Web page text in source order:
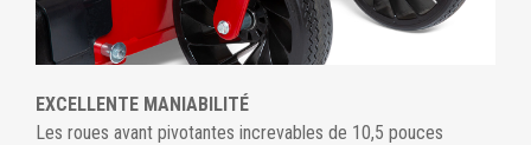
EXCELLENTE MANIABILITÉ
Les roues avant pivotantes increvables de 10,5 pouces